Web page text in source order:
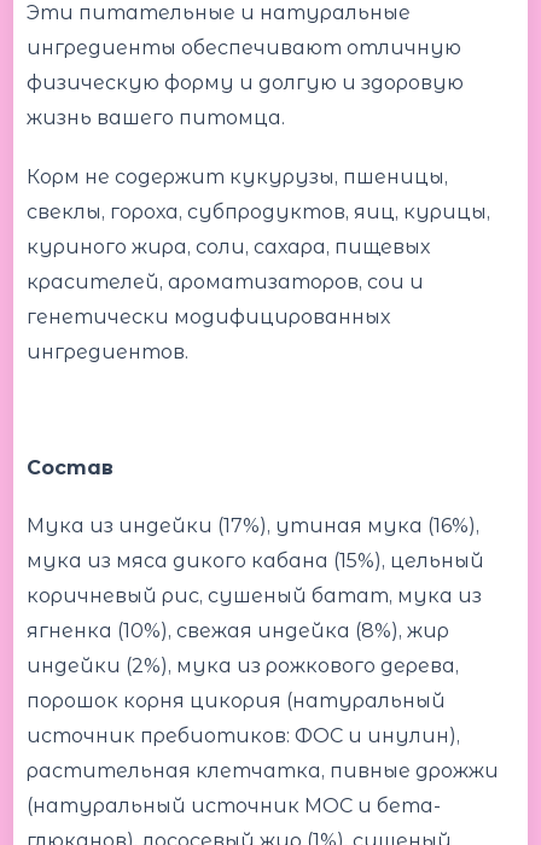
Эти питательные и натуральные
ингредиенты обеспечивают отличную
физическую форму и долгую и здоровую
жизнь вашего питомца.
Корм не содержит кукурузы, пшеницы,
свеклы, гороха, субпродуктов, яиц, курицы,
куриного жира, соли, сахара, пищевых
красителей, ароматизаторов, сои и
генетически модифицированных
ингредиентов.
Состав
Мука из индейки (17%), утиная мука (16%),
мука из мяса дикого кабана (15%), цельный
коричневый рис, сушеный батат, мука из
ягненка (10%), свежая индейка (8%), жир
индейки (2%), мука из рожкового дерева,
порошок корня цикория (натуральный
источник пребиотиков: ФОС и инулин),
растительная клетчатка, пивные дрожжи
(натуральный источник МОС и бета-